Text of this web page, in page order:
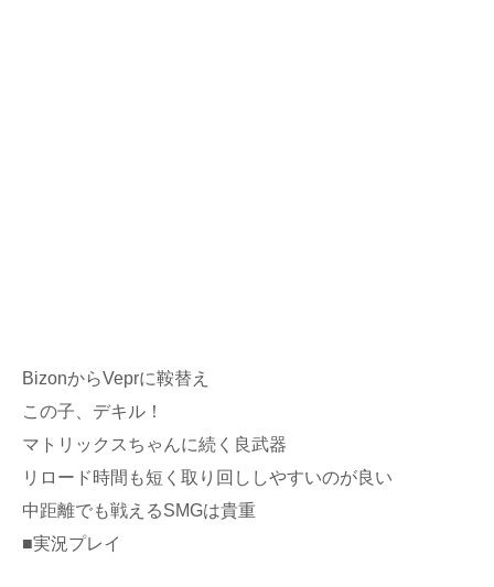
BizonからVeprに鞍替え
この子、デキル！
マトリックスちゃんに続く良武器
リロード時間も短く取り回ししやすいのが良い
中距離でも戦えるSMGは貴重
■実況プレイ